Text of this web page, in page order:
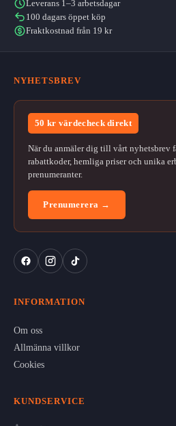
Leverans 1–3 arbetsdagar
100 dagars öppet köp
Fraktkostnad från 19 kr
NYHETSBREV
50 kr värdecheck direkt
När du anmäler dig till vårt nyhetsbrev
rabattkoder, hemliga priser och unika
prenumeranter.
Prenumerera →
INFORMATION
Om oss
Allmänna villkor
Cookies
KUNDSERVICE